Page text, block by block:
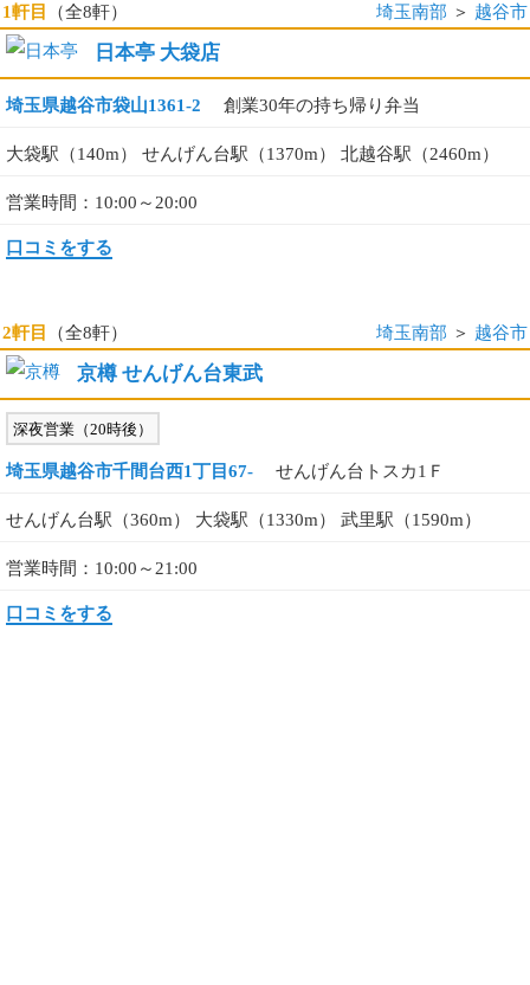
1軒目 （全8軒） 埼玉南部 ＞ 越谷市
日本亭 大袋店
埼玉県越谷市袋山1361-2 創業30年の持ち帰り弁当
大袋駅（140m） せんげん台駅（1370m） 北越谷駅（2460m）
営業時間：10:00～20:00
口コミをする
2軒目 （全8軒） 埼玉南部 ＞ 越谷市
京樽 せんげん台東武
深夜営業（20時後）
埼玉県越谷市千間台西1丁目67- せんげん台トスカ1Ｆ
せんげん台駅（360m） 大袋駅（1330m） 武里駅（1590m）
営業時間：10:00～21:00
口コミをする